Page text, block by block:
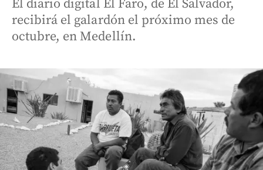
El diario digital El Faro, de El Salvador,
recibirá el galardón el próximo mes de
octubre, en Medellín.